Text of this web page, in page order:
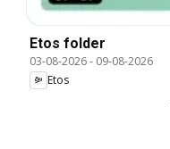
Etos folder
03-08-2026- 09-08-2026
Etos